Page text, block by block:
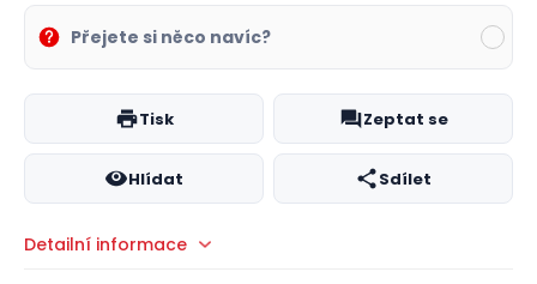
Přejete si něco navíc?
Tisk Zeptat se
Hlídat Sdílet
Detailní informace